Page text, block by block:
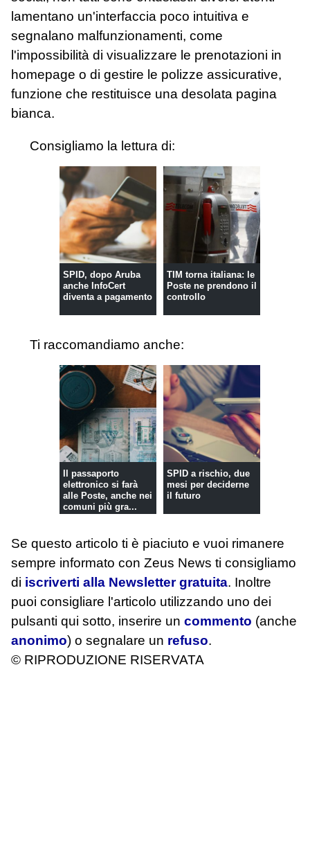
lamentano un'interfaccia poco intuitiva e
segnalano malfunzionamenti, come
l'impossibilità di visualizzare le prenotazioni in
homepage o di gestire le polizze assicurative,
funzione che restituisce una desolata pagina
bianca.
Consigliamo la lettura di:
SPID, dopo Aruba
anche InfoCert
diventa a pagamento
TIM torna italiana: le
Poste ne prendono il
controllo
Ti raccomandiamo anche:
Il passaporto
elettronico si farà
alle Poste, anche nei
comuni più gra...
SPID a rischio, due
mesi per deciderne
il futuro
Se questo articolo ti è piaciuto e vuoi rimanere
sempre informato con Zeus News ti consigliamo
di iscriverti alla Newsletter gratuita. Inoltre
puoi consigliare l'articolo utilizzando uno dei
pulsanti qui sotto, inserire un commento (anche
anonimo) o segnalare un refuso.
© RIPRODUZIONE RISERVATA